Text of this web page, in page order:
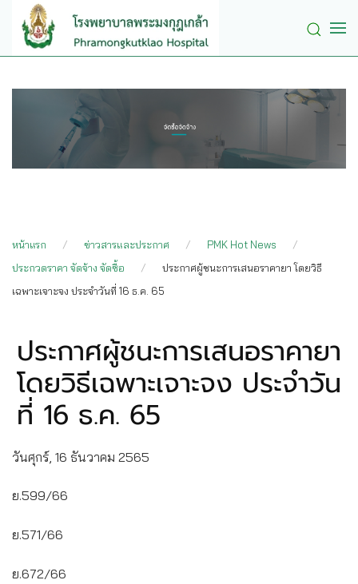
Skip to main content
หน้าแรก ข่าวสารและประกาศ
PMK Hot News
ประกวดราคา จัดจ้าง จัดซื้อ
ประกาศผู้ชนะการเสนอราคายา โดยวิธี
เฉพาะเจาะจง ประจำวันที่ 16 ธ.ค. 65
ประกาศผู้ชนะการเสนอราคายา
โดยวิธีเฉพาะเจาะจง ประจำวัน
ที่ 16 ธ.ค. 65
วันศุกร์, 16 ธันวาคม 2565
ย.599/66
ย.571/66
ย.672/66